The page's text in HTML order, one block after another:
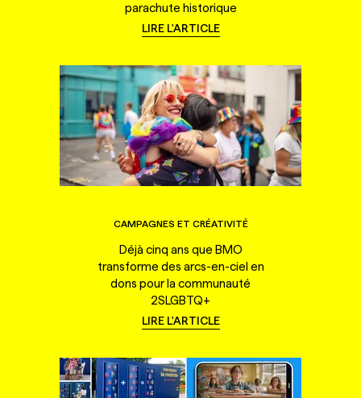
parachute historique
LIRE L'ARTICLE
CAMPAGNES ET CRÉATIVITÉ
Déjà cinq ans que BMO
transforme des arcs-en-ciel en
dons pour la communauté
2SLGBTQ+
LIRE L'ARTICLE